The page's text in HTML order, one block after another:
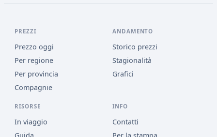
PREZZI
Prezzo oggi
Per regione
Per provincia
Compagnie
ANDAMENTO
Storico prezzi
Stagionalità
Grafici
RISORSE
In viaggio
INFO
Contatti